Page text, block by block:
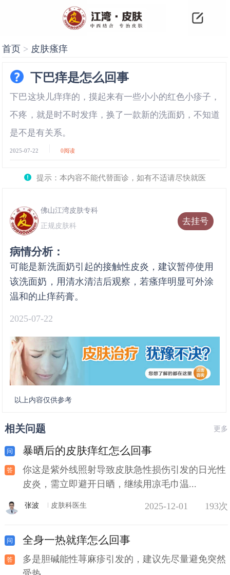
首页 > 皮肤瘙痒
下巴痒是怎么回事
下巴这块儿痒痒的，摸起来有一些小小的红色小疹子，
不疼，就是时不时发痒，换了一款新的洗面奶，不知道
是不是有关系。
2025-07-22 0阅读
提示：本内容不能代替面诊，如有不适请尽快就医
去挂号
佛山江湾皮肤专科
正规皮肤科
病情分析：
可能是新洗面奶引起的接触性皮炎，建议暂停使用
该洗面奶，用清水清洁后观察，若瘙痒明显可外涂
温和的止痒药膏。
2025-07-22
以上内容仅供参考
相关问题 更多
暴晒后的皮肤痒红怎么回事
你这是紫外线照射导致皮肤急性损伤引发的日光性
皮炎，需立即避开日晒，继续用凉毛巾温...
张波 皮肤科医生 2025-12-01 193次
全身一热就痒怎么回事
多是胆碱能性荨麻疹引发的，建议先尽量避免突然